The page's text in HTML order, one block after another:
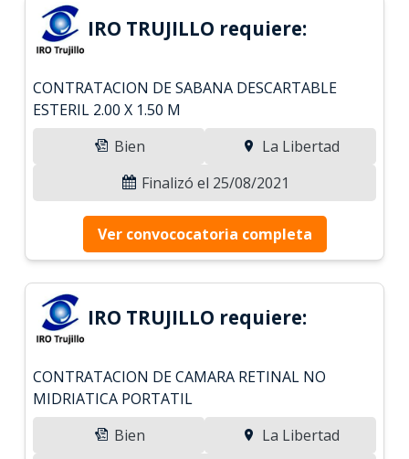
IRO TRUJILLO requiere:
CONTRATACION DE SABANA DESCARTABLE
ESTERIL 2.00 X 1.50 M
Bien
La Libertad
Finalizó el 25/08/2021
Ver convococatoria completa
IRO TRUJILLO requiere:
CONTRATACION DE CAMARA RETINAL NO
MIDRIATICA PORTATIL
Bien
La Libertad